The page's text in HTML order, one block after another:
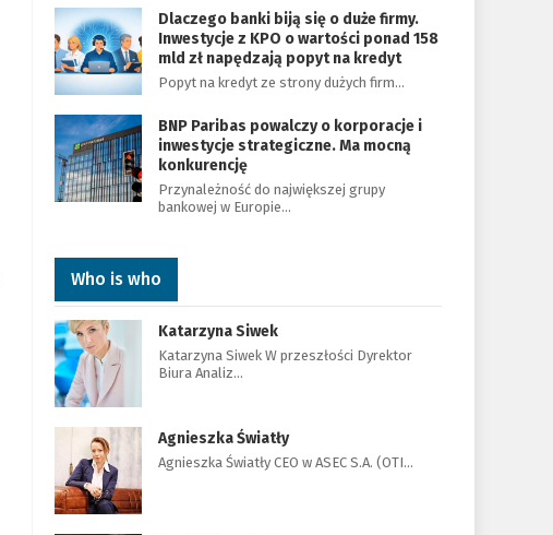
Dlaczego banki biją się o duże firmy.
Inwestycje z KPO o wartości ponad 158
mld zł napędzają popyt na kredyt
Popyt na kredyt ze strony dużych firm…
BNP Paribas powalczy o korporacje i
inwestycje strategiczne. Ma mocną
konkurencję
Przynależność do największej grupy
bankowej w Europie…
Who is who
Katarzyna Siwek
Katarzyna Siwek W przeszłości Dyrektor
Biura Analiz…
Agnieszka Światły
Agnieszka Światły CEO w ASEC S.A. (OTI…